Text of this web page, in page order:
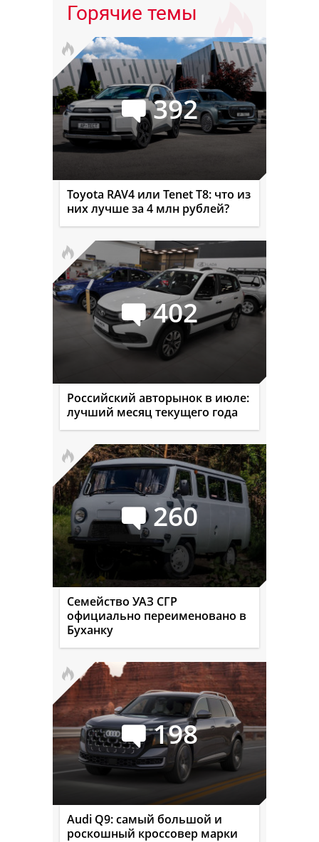
Горячие темы
392
Toyota RAV4 или Tenet T8: что из
них лучше за 4 млн рублей?
402
Российский авторынок в июле:
лучший месяц текущего года
260
Семейство УАЗ СГР
официально переименовано в
Буханку
198
Audi Q9: самый большой и
роскошный кроссовер марки